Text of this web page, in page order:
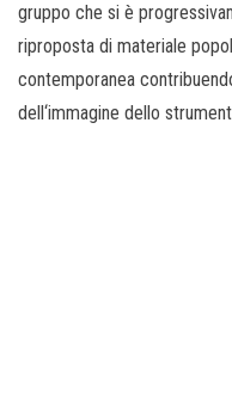
gruppo che si è
riproposta di materiale
contemporanea
dell‘immagine dello